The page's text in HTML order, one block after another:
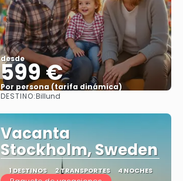
desde
599 €
Por persona (tarifa dinámica)
DESTINO:Billund
Vacanta
Stockholm, Sweden
1 DESTINOS 2 TRANSPORTES 4 NOCHES